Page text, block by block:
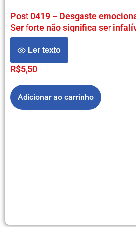
Post 0419 – Desgaste
Ser forte não significa ser
Ler texto
R$5,50
Adicionar ao carrinho